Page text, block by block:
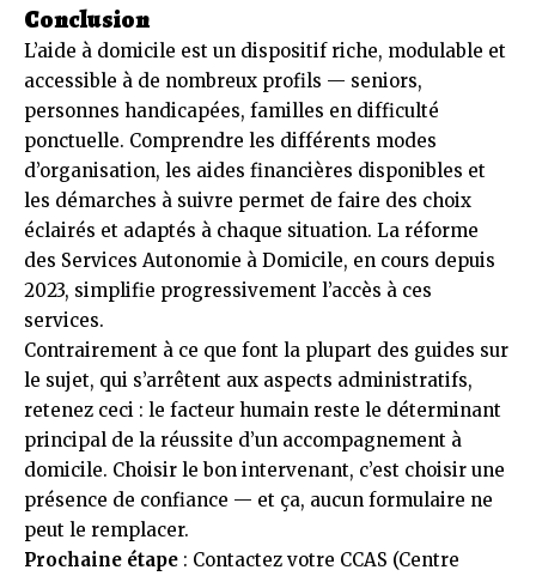
Conclusion
L’aide à domicile est un dispositif riche, modulable et
accessible à de nombreux profils — seniors,
personnes handicapées, familles en difficulté
ponctuelle. Comprendre les différents modes
d’organisation, les aides financières disponibles et
les démarches à suivre permet de faire des choix
éclairés et adaptés à chaque situation. La réforme
des Services Autonomie à Domicile, en cours depuis
2023, simplifie progressivement l’accès à ces
services.
Contrairement à ce que font la plupart des guides sur
le sujet, qui s’arrêtent aux aspects administratifs,
retenez ceci : le facteur humain reste le déterminant
principal de la réussite d’un accompagnement à
domicile. Choisir le bon intervenant, c’est choisir une
présence de confiance — et ça, aucun formulaire ne
peut le remplacer.
Prochaine étape : Contactez votre CCAS (Centre